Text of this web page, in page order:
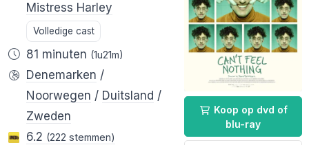
Koop op dvd of
blu-ray
Mistress Harley
Volledige cast
81 minuten (1u21m)
Denemarken /
Noorwegen / Duitsland /
Zweden
6.2 (222 stemmen)